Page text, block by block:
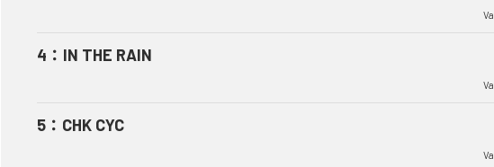
4 ： IN THE RAIN
5 ： CHK CYC